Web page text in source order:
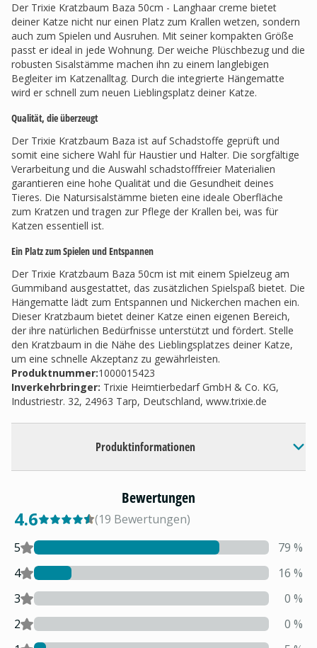
Der Trixie Kratzbaum Baza 50cm - Langhaar creme bietet
deiner Katze nicht nur einen Platz zum Krallen wetzen, sondern
auch zum Spielen und Ausruhen. Mit seiner kompakten Größe
passt er ideal in jede Wohnung. Der weiche Plüschbezug und die
robusten Sisalstämme machen ihn zu einem langlebigen
Begleiter im Katzenalltag. Durch die integrierte Hängematte
wird er schnell zum neuen Lieblingsplatz deiner Katze.
Qualität, die überzeugt
Der Trixie Kratzbaum Baza ist auf Schadstoffe geprüft und
somit eine sichere Wahl für Haustier und Halter. Die sorgfältige
Verarbeitung und die Auswahl schadstofffreier Materialien
garantieren eine hohe Qualität und die Gesundheit deines
Tieres. Die Natursisalstämme bieten eine ideale Oberfläche
zum Kratzen und tragen zur Pflege der Krallen bei, was für
Katzen essentiell ist.
Ein Platz zum Spielen und Entspannen
Der Trixie Kratzbaum Baza 50cm ist mit einem Spielzeug am
Gummiband ausgestattet, das zusätzlichen Spielspaß bietet. Die
Hängematte lädt zum Entspannen und Nickerchen machen ein.
Dieser Kratzbaum bietet deiner Katze einen eigenen Bereich,
der ihre natürlichen Bedürfnisse unterstützt und fördert. Stelle
den Kratzbaum in die Nähe des Lieblingsplatzes deiner Katze,
um eine schnelle Akzeptanz zu gewährleisten.
Produktnummer:1000015423
Inverkehrbringer: Trixie Heimtierbedarf GmbH & Co. KG,
Industriestr. 32, 24963 Tarp, Deutschland, www.trixie.de
Produktinformationen
Bewertungen
4.6 (19 Bewertungen)
5
79 %
4
16 %
3
0 %
2
0 %